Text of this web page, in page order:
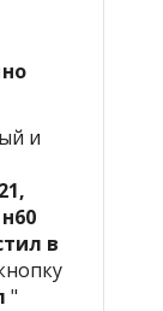
и
в
"